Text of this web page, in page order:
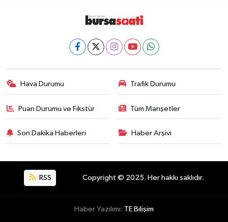
Hava Durumu Trafik Durumu
Puan Durumu ve Fikstür Tüm Manşetler
Son Dakika Haberleri Haber Arşivi
RSS Copyright © 2025. Her hakkı saklıdır.
Haber Yazılımı: TE Bilişim